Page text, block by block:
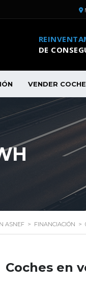
DE
VENDER COCHE
ASNEF > FINANCIACIÓN >
Coches en